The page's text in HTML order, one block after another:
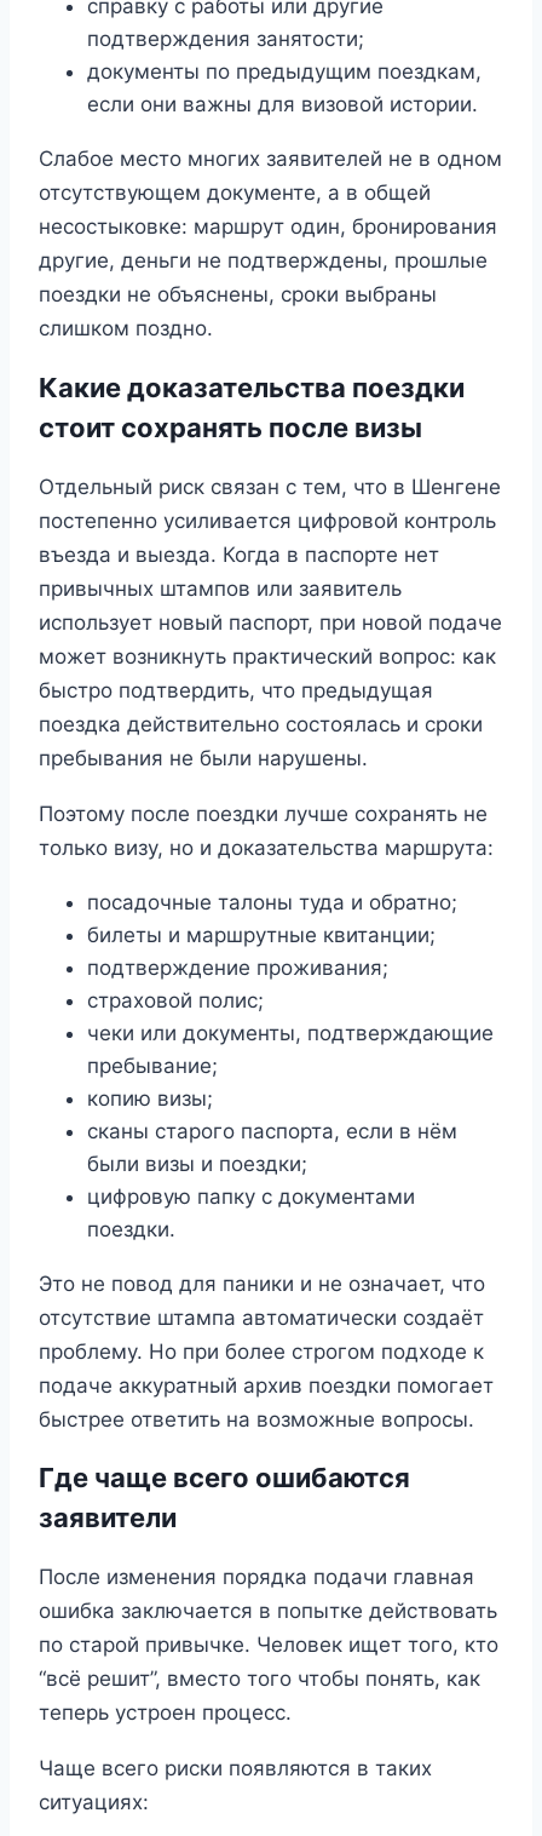
справку с работы или другие
подтверждения занятости;
документы по предыдущим поездкам,
если они важны для визовой истории.
Слабое место многих заявителей не в одном
отсутствующем документе, а в общей
несостыковке: маршрут один, бронирования
другие, деньги не подтверждены, прошлые
поездки не объяснены, сроки выбраны
слишком поздно.
Какие доказательства поездки
стоит сохранять после визы
Отдельный риск связан с тем, что в Шенгене
постепенно усиливается цифровой контроль
въезда и выезда. Когда в паспорте нет
привычных штампов или заявитель
использует новый паспорт, при новой подаче
может возникнуть практический вопрос: как
быстро подтвердить, что предыдущая
поездка действительно состоялась и сроки
пребывания не были нарушены.
Поэтому после поездки лучше сохранять не
только визу, но и доказательства маршрута:
посадочные талоны туда и обратно;
билеты и маршрутные квитанции;
подтверждение проживания;
страховой полис;
чеки или документы, подтверждающие
пребывание;
копию визы;
сканы старого паспорта, если в нём
были визы и поездки;
цифровую папку с документами
поездки.
Это не повод для паники и не означает, что
отсутствие штампа автоматически создаёт
проблему. Но при более строгом подходе к
подаче аккуратный архив поездки помогает
быстрее ответить на возможные вопросы.
Где чаще всего ошибаются
заявители
После изменения порядка подачи главная
ошибка заключается в попытке действовать
по старой привычке. Человек ищет того, кто
“всё решит”, вместо того чтобы понять, как
теперь устроен процесс.
Чаще всего риски появляются в таких
ситуациях: